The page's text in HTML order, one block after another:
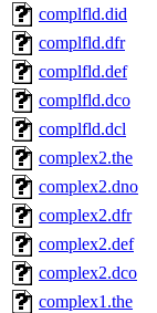
complfld.did
complfld.dfr
complfld.def
complfld.dco
complfld.dcl
complex2.the
complex2.dno
complex2.dfr
complex2.def
complex2.dco
complex1.the